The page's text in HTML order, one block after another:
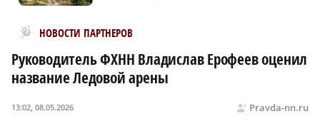
НОВОСТИ ПАРТНЕРОВ
Новости МирТесен
Руководитель ФХНН Владислав Ерофеев оценил
название Ледовой арены
Pravda-nn.ru
13:02, 08.05.2026